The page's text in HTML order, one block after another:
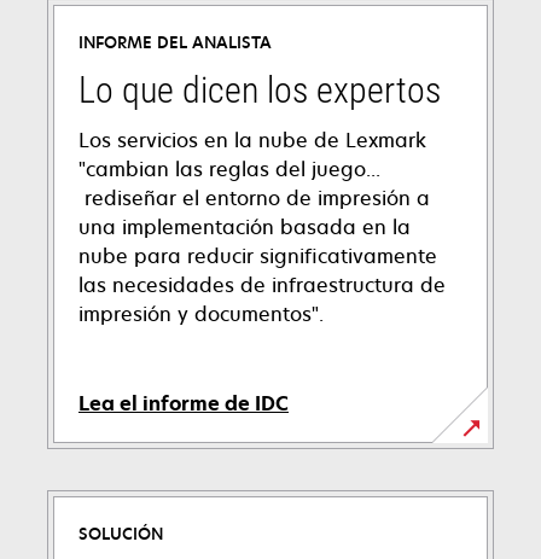
INFORME DEL ANALISTA
Lo que dicen los expertos
Los servicios en la nube de Lexmark
"cambian las reglas del juego...
rediseñar el entorno de impresión a
una implementación basada en la
nube para reducir significativamente
las necesidades de infraestructura de
impresión y documentos".
Lea el informe de IDC
SOLUCIÓN